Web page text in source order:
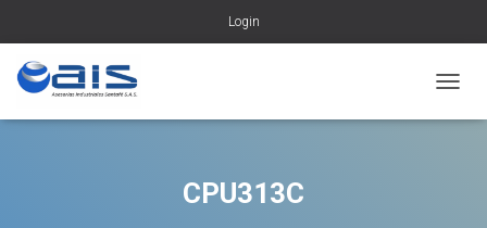
Login
CPU313C